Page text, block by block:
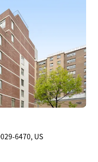
6470, US